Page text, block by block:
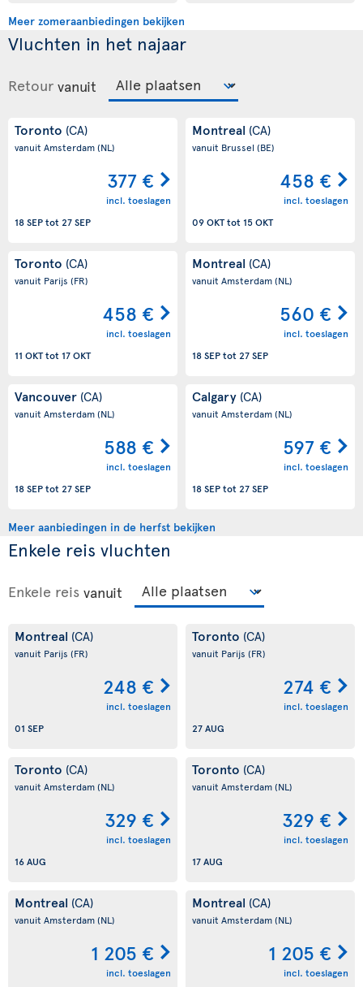
Meer zomeraanbiedingen bekijken
Vluchten in het najaar
Retour vanuit
Toronto (CA)
vanuit Amsterdam(NL)
377 €
incl. toeslagen
18 SEPtot 27 SEP
Montreal (CA)
vanuit Brussel(BE)
458 €
incl. toeslagen
09 OKTtot 15 OKT
Toronto (CA)
vanuit Parijs (FR)
458 €
incl. toeslagen
11 OKTtot 17 OKT
Montreal (CA)
vanuit Amsterdam(NL)
560 €
incl. toeslagen
18 SEPtot 27 SEP
Vancouver (CA)
vanuit Amsterdam(NL)
588 €
incl. toeslagen
18 SEPtot 27 SEP
Calgary (CA)
vanuit Amsterdam(NL)
597 €
incl. toeslagen
18 SEPtot 27 SEP
Meer aanbiedingen in de herfst bekijken
Enkele reis vluchten
Enkele reis vanuit
Montreal (CA)
vanuit Parijs (FR)
248 €
incl. toeslagen
01 SEP
Toronto (CA)
vanuit Parijs (FR)
274 €
incl. toeslagen
27 AUG
Toronto (CA)
vanuit Amsterdam(NL)
329 €
incl. toeslagen
16 AUG
Toronto (CA)
vanuit Amsterdam(NL)
329 €
incl. toeslagen
17 AUG
Montreal (CA)
vanuit Amsterdam(NL)
1 205 €
incl. toeslagen
Montreal (CA)
vanuit Amsterdam(NL)
1 205 €
incl. toeslagen